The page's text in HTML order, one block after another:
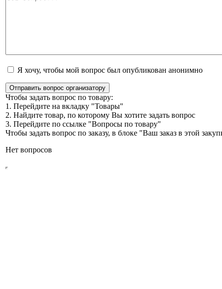
Я хочу, чтобы мой вопрос был опубликован анонимно
Отправить вопрос организатору
Чтобы задать вопрос по товару:
1. Перейдите на вкладку "Товары"
2. Найдите товар, по которому Вы хотите задать вопрос
3. Перейдите по ссылке "Вопросы по товару"
Чтобы задать вопрос по заказу, в блоке "Ваш заказ в этой
Нет вопросов